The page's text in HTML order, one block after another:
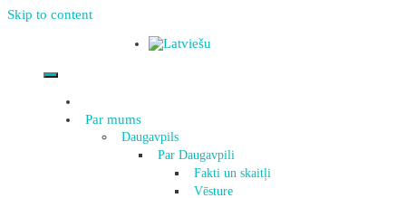
Skip to content
Par mums
Daugavpils
Par Daugavpili
Fakti un skaitļi
Vēsture